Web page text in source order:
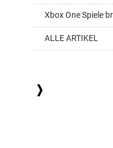
Xbox One Spiele
ALLE ARTIKEL